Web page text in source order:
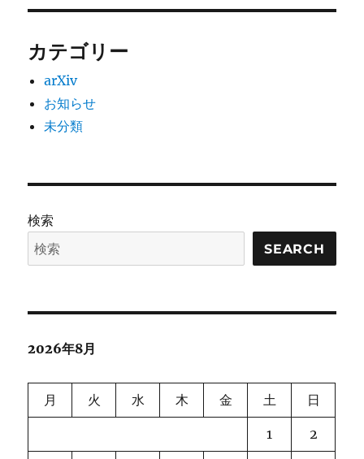
カテゴリー
arXiv
お知らせ
未分類
検索
SEARCH
2026年8月
月 火 水 木 金 土 日
1 2